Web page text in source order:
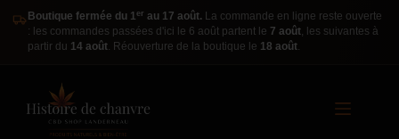
Boutique fermée du 1er au 17 août. La commande en ligne reste ouverte
: les commandes passées d'ici le 6 août partent le 7 août, les suivantes à
partir du 14 août. Réouverture de la boutique le 18 août.